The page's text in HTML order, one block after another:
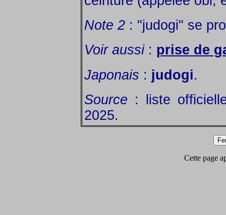
Note 2 : "judogi" se
Voir aussi: prise de
Japonais : judogi.
Source : liste
2025.
Cette page